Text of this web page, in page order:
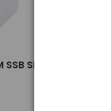
SBL